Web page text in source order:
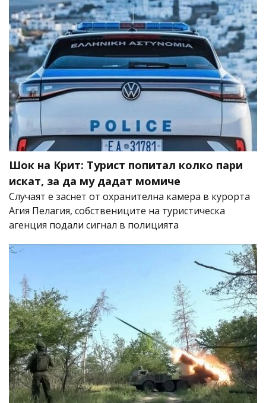
Шок на Крит: Турист попитал колко пари
искат, за да му дадат момиче
Случаят е заснет от охранителна камера в курорта
Агия Пелагия, собствениците на туристическа
агенция подали сигнал в полицията